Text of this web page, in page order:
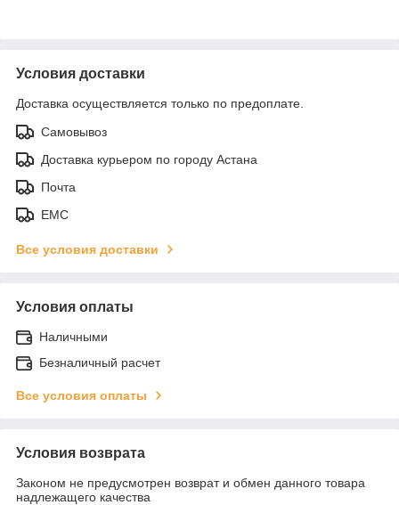
Условия доставки
Доставка осуществляется только по предоплате.
Самовывоз
Доставка курьером по городу Астана
Почта
ЕМС
Все условия доставки
Условия оплаты
Наличными
Безналичный расчет
Все условия оплаты
Условия возврата
Законом не предусмотрен возврат и обмен данного товара
надлежащего качества